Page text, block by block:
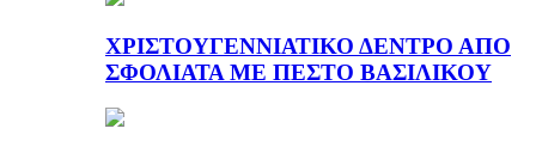
ΧΡΙΣΤΟΥΓΕΝΝΙΑΤΙΚΟ ΔΕΝΤΡΟ ΑΠΟ
ΣΦΟΛΙΑΤΑ ΜΕ ΠΕΣΤΟ ΒΑΣΙΛΙΚΟΥ